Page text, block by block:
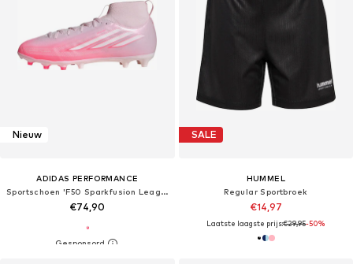
Nieuw
ADIDAS PERFORMANCE
Sportschoen 'F50 Sparkfusion League'
€74,90
SALE
HUMMEL
Regular Sportbroek
€14,97
Laatste laagste prijs:€29,95-50%